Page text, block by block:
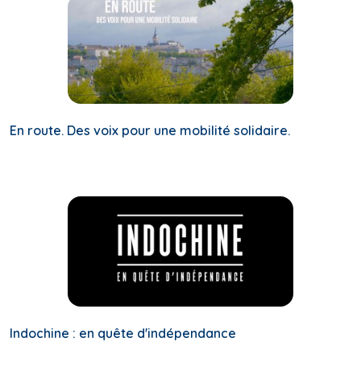
En route. Des voix pour une mobilité solidaire.
Indochine : en quête d'indépendance